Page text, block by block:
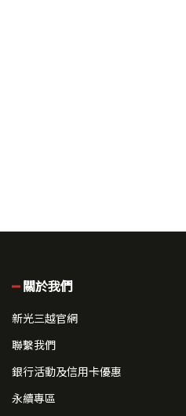
關於我們
新光三越官網
聯繫我們
銀行活動及信用卡優惠
永續專區